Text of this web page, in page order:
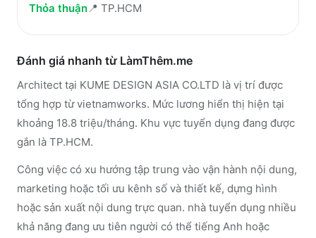
Thỏa thuận📍 TP.HCM
Đánh giá nhanh từ LàmThêm.me
Architect tại KUME DESIGN ASIA CO.LTD là vị trí được
tổng hợp từ vietnamworks. Mức lương hiển thị hiện tại
khoảng 18.8 triệu/tháng. Khu vực tuyển dụng đang được
gắn là TP.HCM.
Công việc có xu hướng tập trung vào vận hành nội dung,
marketing hoặc tối ưu kênh số và thiết kế, dựng hình
hoặc sản xuất nội dung trực quan. nhà tuyển dụng nhiều
khả năng đang ưu tiên người có thể tiếng Anh hoặc